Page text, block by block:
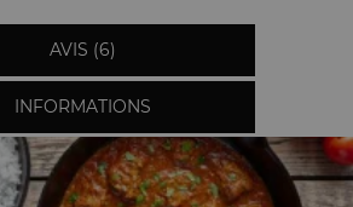
AVIS (6)
INFORMATIONS